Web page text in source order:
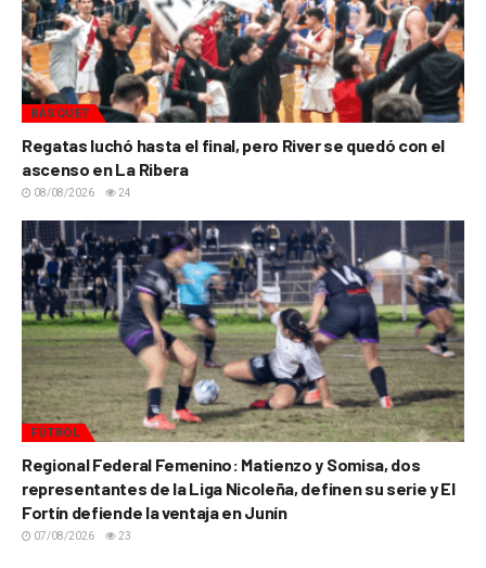
BÁSQUET
Regatas luchó hasta el final, pero River se quedó con el
ascenso en La Ribera
08/08/2026 24
FÚTBOL
Regional Federal Femenino: Matienzo y Somisa, dos
representantes de la Liga Nicoleña, definen su serie y El
Fortín defiende la ventaja en Junín
07/08/2026 23